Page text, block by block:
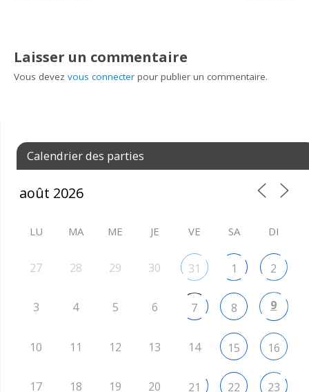
Laisser un commentaire
Vous devezvous connecter pour publier un commentaire.
Calendrier des parties
LU MA ME JE VE SA DI
27 28 29 30 31 1 2
3 4 5 6 7 8 9
10 11 12 13 14 15 16
17 18 19 20 21 22 23